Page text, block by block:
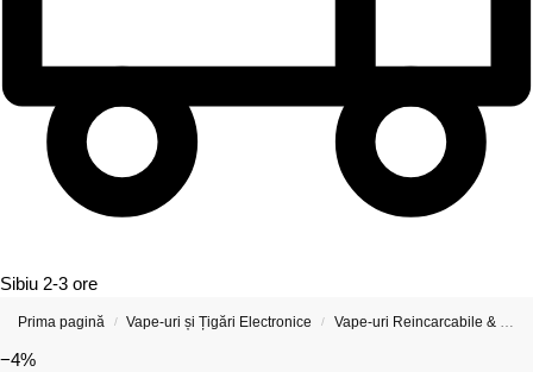
Sibiu 2-3 ore
Prima pagină / Vape-uri și Țigări Electronice / Vape-uri Reincarcabile & Țigări Electronice Reîncărcabile
−4%